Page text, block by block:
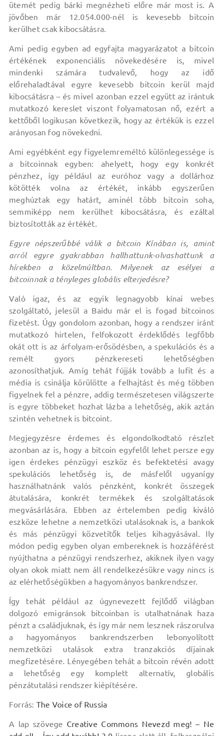
ütemét pedig bárki megnézheti előre már most is. A
jövőben már 12.054.000-nél is kevesebb bitcoin
kerülhet csak kibocsátásra.
Ami pedig egyben ad egyfajta magyarázatot a bitcoin
értékének exponenciális növekedésére is, mivel
mindenki számára tudvalevő, hogy az idő
előrehaladtával egyre kevesebb bitcoin kerül majd
kibocsátásra – és mivel azonban ezzel együtt az irántuk
mutatkozó kereslet viszont folyamatosan nő, ezért a
kettőből logikusan következik, hogy az értékük is ezzel
arányosan fog növekedni.
Ami egyébként egy figyelemreméltó különlegessége is
a bitcoinnak egyben: ahelyett, hogy egy konkrét
pénzhez, így például az euróhoz vagy a dollárhoz
kötötték volna az értékét, inkább egyszerűen
meghúztak egy határt, aminél több bitcoin soha,
semmiképp nem kerülhet kibocsátásra, és ezáltal
biztosították az értékét.
Egyre népszerűbbé válik a bitcoin Kínában is, amint
arról egyre gyakrabban hallhattunk-olvashattunk a
hírekben a közelmúltban. Milyenek az esélyei a
bitcoinnak a tényleges globális elterjedésre?
Való igaz, és az egyik legnagyobb kínai webes
szolgáltató, jelesül a Baidu már el is fogad bitcoinos
fizetést. Úgy gondolom azonban, hogy a rendszer iránt
mutatkozó hirtelen, felfokozott érdeklődés legfőbb
okát ott is az árfolyam-erősödésben, a spekulációs és a
remélt gyors pénzkereseti lehetőségben
azonosíthatjuk. Amíg tehát fújják tovább a lufit és a
média is csinálja körülötte a felhajtást és még többen
figyelnek fel a pénzre, addig természetesen világszerte
is egyre többeket hozhat lázba a lehetőség, akik aztán
szintén vehetnek is bitcoint.
Megjegyzésre érdemes és elgondolkodtató részlet
azonban az is, hogy a bitcoin egyfelől lehet persze egy
igen érdekes pénzügyi eszköz és befektetési avagy
spekulációs lehetőség is, de másfelől ugyanígy
használhatnánk valós pénzként, konkrét összegek
átutalására, konkrét termékek és szolgáltatások
megvásárlására. Ebben az értelemben pedig kiváló
eszköze lehetne a nemzetközi utalásoknak is, a bankok
és más pénzügyi közvetítők teljes kihagyásával. Ily
módon pedig egyben olyan embereknek is hozzáférést
nyújthatna a pénzügyi rendszerhez, akiknek ilyen vagy
olyan okok miatt nem áll rendelkezésükre vagy nincs is
az elérhetőségükben a hagyományos bankrendszer.
Így tehát például az úgynevezett fejlődő világban
dolgozó emigránsok bitcoinban is utalhatnának haza
pénzt a családjuknak, és így már nem lesznek rászorulva
a hagyományos bankrendszerben lebonyolított
nemzetközi utalások extra tranzakciós díjainak
megfizetésére. Lényegében tehát a bitcoin révén adott
a lehetőség egy komplett alternatív, globális
pénzátutalási rendszer kiépítésére.
Forrás: The Voice of Russia
A lap szövege Creative Commons Nevezd meg! – Ne